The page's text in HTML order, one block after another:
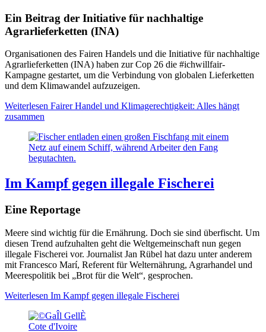
Ein Beitrag der Initiative für nachhaltige
Agrarlieferketten (INA)
Organisationen des Fairen Handels und die Initiative für nachhaltige
Agrarlieferketten (INA) haben zur Cop 26 die #ichwillfair-
Kampagne gestartet, um die Verbindung von globalen Lieferketten
und dem Klimawandel aufzuzeigen.
Weiterlesen Fairer Handel und Klimagerechtigkeit: Alles hängt
zusammen
Im Kampf gegen illegale Fischerei
Eine Reportage
Meere sind wichtig für die Ernährung. Doch sie sind überfischt. Um
diesen Trend aufzuhalten geht die Weltgemeinschaft nun gegen
illegale Fischerei vor. Journalist Jan Rübel hat dazu unter anderem
mit Francesco Marí, Referent für Welternährung, Agrarhandel und
Meerespolitik bei „Brot für die Welt“, gesprochen.
Weiterlesen Im Kampf gegen illegale Fischerei
Cote d'Ivoire